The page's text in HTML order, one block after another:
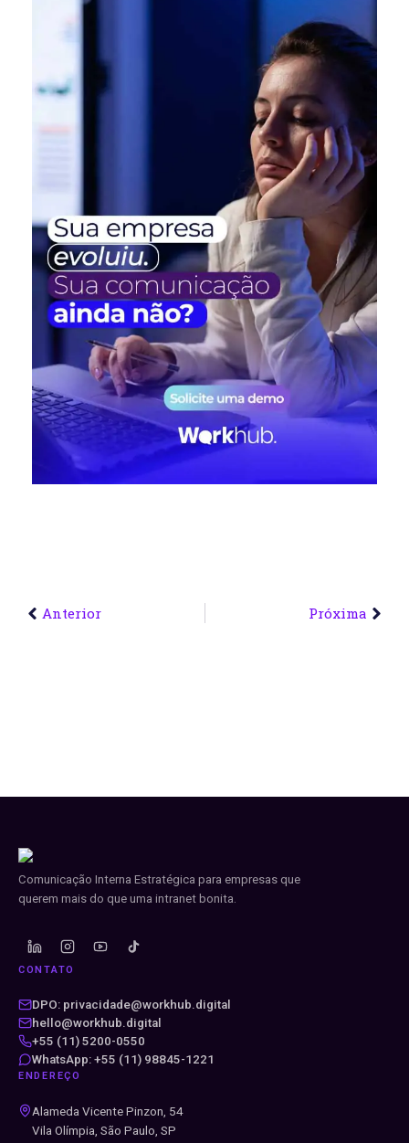
Anterior Próxima
Comunicação Interna Estratégica para empresas que
querem mais do que uma intranet bonita.
CONTATO
DPO: privacidade@workhub.digital
hello@workhub.digital
+55 (11) 5200-0550
WhatsApp: +55 (11) 98845-1221
ENDEREÇO
Alameda Vicente Pinzon, 54
Vila Olímpia, São Paulo, SP